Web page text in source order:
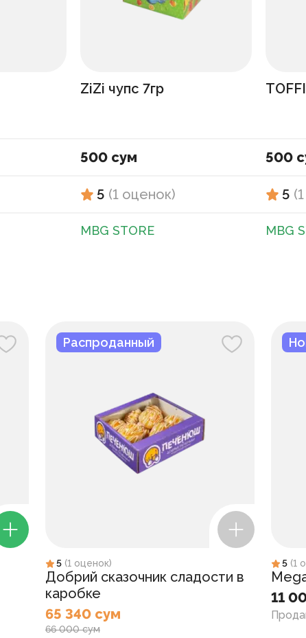
ZiZi чупс 7гр
500 сум
5 (1 оценок)
MBG STORE
500
5 (1
MBG
Распроданный
5 (1 оценок)
Добрий сказочник сладости в
каробке
65 340 сум
66 000 сум
5 (1
11